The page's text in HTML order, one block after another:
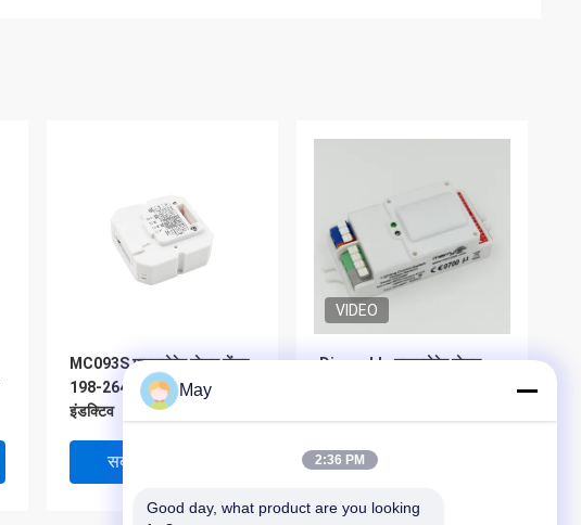
MC093S माइक्रोवेव मोशन सेंसर
198-264VAC 50Hz रेसिस्टिव
इंडक्टिव
सबसे अच्छी कीमत
VIDEO
Dimmable माइक्रोवेव मोशन
सबसे अच्छी कीमत
May
2:36 PM
Good day, what product are you looking